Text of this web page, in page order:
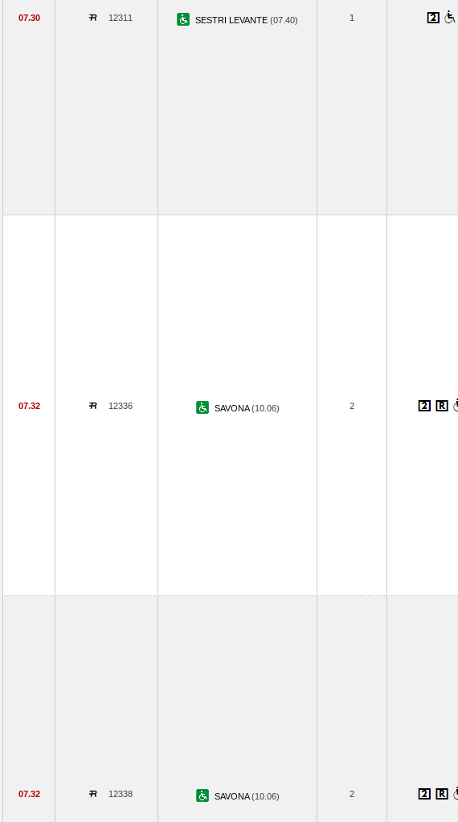
07.30 12311 SESTRI LEVANTE (07.40) 1
07.32 12336 SAVONA(10.06) 2
07.32 12338 SAVONA(10.06) 2